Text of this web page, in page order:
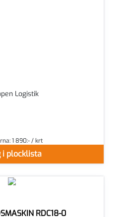
Logistik
i plocklista
1 890:- / krt
RDC18-0